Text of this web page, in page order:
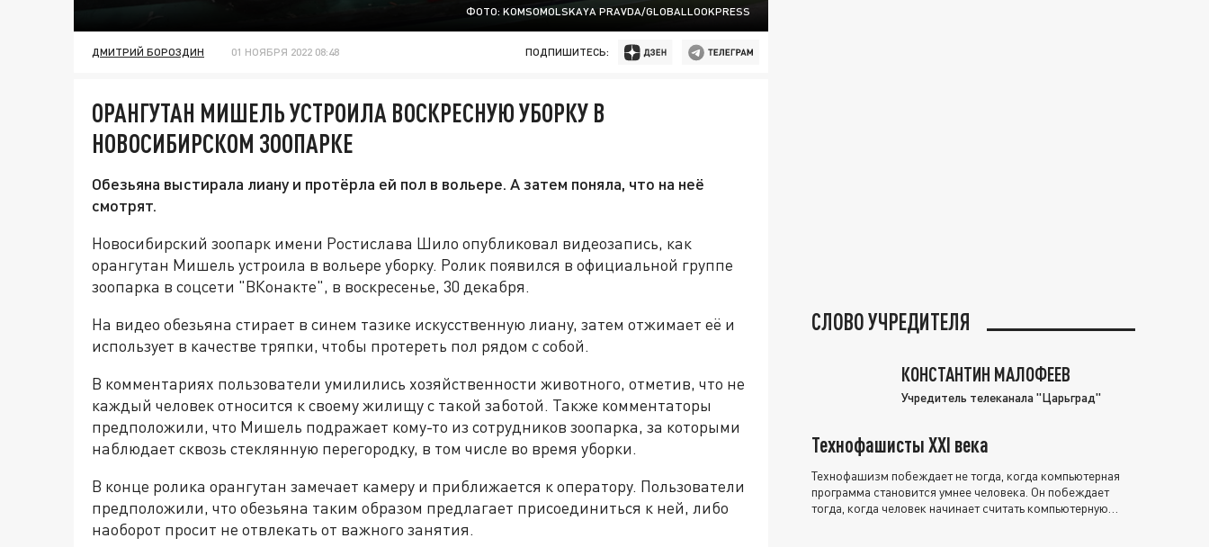
ФОТО: KOMSOMOLSKAYA PRAVDA/GLOBALLOOKPRESS
ДМИТРИЙ БОРОЗДИН 01 НОЯБРЯ 2022 08:48 ПОДПИШИТЕСЬ:
ОРАНГУТАН МИШЕЛЬ УСТРОИЛА ВОСКРЕСНУЮ УБОРКУ В
НОВОСИБИРСКОМ ЗООПАРКЕ
Обезьяна выстирала лиану и протёрла ей пол в вольере. А затем поняла, что на неё
смотрят.
Новосибирский зоопарк имени Ростислава Шило опубликовал видеозапись, как
орангутан Мишель устроила в вольере уборку. Ролик появился в официальной группе
зоопарка в соцсети "ВКонакте", в воскресенье, 30 декабря.
На видео обезьяна стирает в синем тазике искусственную лиану, затем отжимает её и
использует в качестве тряпки, чтобы протереть пол рядом с собой.
В комментариях пользователи умилились хозяйственности животного, отметив, что не
каждый человек относится к своему жилищу с такой заботой. Также комментаторы
предположили, что Мишель подражает кому-то из сотрудников зоопарка, за которыми
наблюдает сквозь стеклянную перегородку, в том числе во время уборки.
В конце ролика орангутан замечает камеру и приближается к оператору. Пользователи
предположили, что обезьяна таким образом предлагает присоединиться к ней, либо
наоборот просит не отвлекать от важного занятия.
СЛОВО УЧРЕДИТЕЛЯ
КОНСТАНТИН МАЛОФЕЕВ
Учредитель телеканала "Царьград"
Технофашисты XXI века
Технофашизм побеждает не тогда, когда компьютерная
программа становится умнее человека. Он побеждает
тогда, когда человек начинает считать компьютерную